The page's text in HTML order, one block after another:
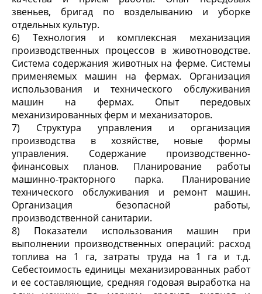
звеньев, бригад по возделыванию и уборке
отдельных культур.
6) Технология и комплексная механизация
производственных процессов в животноводстве.
Система содержания животных на ферме. Системы
применяемых машин на фермах. Организация
использования и технического обслуживания
машин на фермах. Опыт передовых
механизированных ферм и механизаторов.
7) Структура управления и организация
производства в хозяйстве, новые формы
управления. Содержание производственно-
финансовых планов. Планирование работы
машинно-тракторного парка. Планирование
технического обслуживания и ремонт машин.
Организация безопасной работы,
производственной санитарии.
8) Показатели использования машин при
выполнении производственных операций: расход
топлива на 1 га, затраты труда на 1 га и т.д.
Себестоимость единицы механизированных работ
и ее составляющие, средняя годовая выработка на